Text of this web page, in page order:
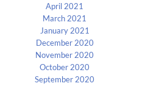
April 2021
March 2021
January 2021
December 2020
November 2020
October 2020
September 2020